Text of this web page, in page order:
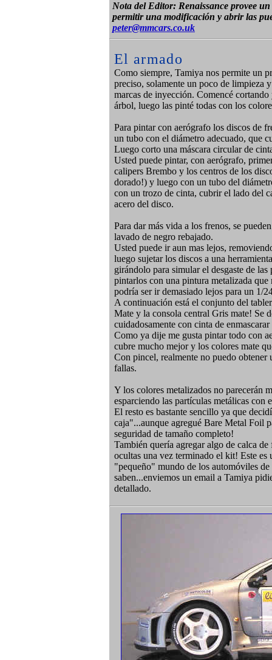
Nota del Editor: Renaissance provee
permitir una modificación y abrir las
peter@mmcars.co.uk
El armado
Como siempre, Tamiya nos permite un
preciso, solamente un poco de limpieza
marcas de inyección. Comencé
árbol, luego las pinté todas con los
Para pintar con aerógrafo los discos de
un tubo con el diámetro adecuado, que
Luego corto una máscara circular de
Usted puede pintar, con aerógrafo,
calipers Brembo y los centros de los
dorado!) y luego con un tubo del
con un trozo de cinta, cubrir el lado del
acero del disco.
Para dar más vida a los frenos, se
lavado de negro rebajado.
Usted puede ir aun mas lejos,
luego sujetar los discos a una
girándolo para simular el desgaste de
pintarlos con una pintura metalizada que
podría ser ir demasiado lejos para un 1/
A continuación está el conjunto del
Mate y la consola central Gris mate! Se
cuidadosamente con cinta de
Como ya dije me gusta pintar todo con
cubre mucho mejor y los colores mate
Con pincel, realmente no puedo obtener
fallas.
Y los colores metalizados no parecerán
esparciendo las partículas metálicas con
El resto es bastante sencillo ya que
caja"...aunque agregué Bare Metal Foil
seguridad de tamaño completo!
También quería agregar algo de calca
ocultas una vez terminado el kit! Este es
"pequeño" mundo de los automóviles
saben...enviemos un email a Tamiya
detallado.